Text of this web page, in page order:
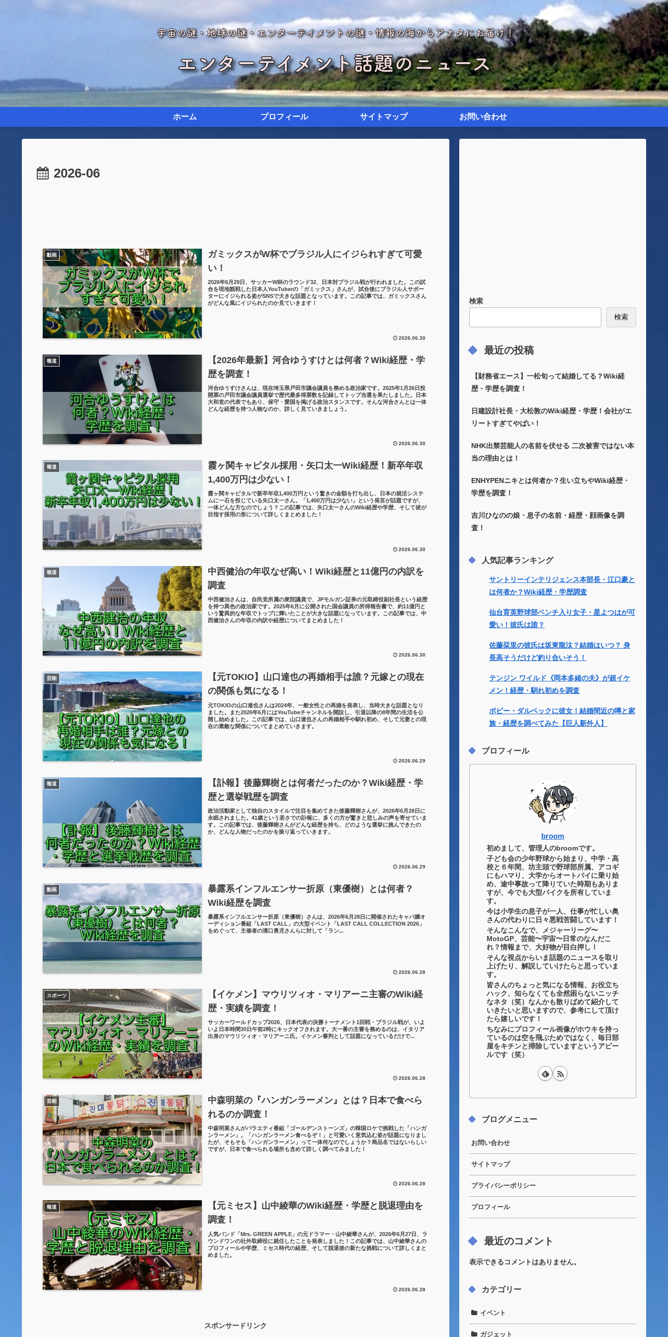
ホーム プロフィール サイトマップ お問い合わせ
2026-06
動画
ガミックスがW杯でブラジル人にイジられすぎて可愛
い！
2026年6月29日、サッカーW杯のラウンド32、日本対ブラジル戦が行われました。この試
合を現地観戦した日本人YouTuberの「ガミックス」さんが、試合後にブラジル人サポー
ターにイジられる姿がSNSで大きな話題となっています。この記事では、ガミックスさん
がどんな風にイジられたのか見ていきます！
2026.06.30
報道
【2026年最新】河合ゆうすけとは何者？Wiki経歴・学
歴を調査！
河合ゆうすけさんは、現在埼玉県戸田市議会議員を務める政治家です。2025年1月26日投
開票の戸田市議会議員選挙で歴代最多得票数を記録してトップ当選を果たしました。日本
大和党の代表でもあり、保守・愛国を掲げる政治スタンスです。そんな河合さんとは一体
どんな経歴を持つ人物なのか、詳しく見ていきましょう。
2026.06.30
報道
霞ヶ関キャピタル採用・矢口太一Wiki経歴！新卒年収
1,400万円は少ない！
霞ヶ関キャピタルで新卒年収1,400万円という驚きの金額を打ち出し、日本の就活システ
ムに一石を投じている矢口太一さん。「1,400万円は少ない」という発言が話題ですが、
一体どんな方なのでしょう？この記事では、矢口太一さんのWiki経歴や学歴、そして彼が
目指す採用の形について詳しくまとめました！
2026.06.30
報道
中西健治の年収なぜ高い！Wiki経歴と11億円の内訳を
調査
中西健治さんは、自民党所属の衆院議員で、JPモルガン証券の元取締役副社長という経歴
を持つ異色の政治家です。2025年6月に公開された国会議員の所得報告書で、約11億円と
いう驚異的な年収でトップに輝いたことが大きな話題になっています。この記事では、中
西健治さんの年収の内訳や経歴についてまとめました！
2026.06.30
芸能
【元TOKIO】山口達也の再婚相手は誰？元嫁との現在
の関係も気になる！
元TOKIOの山口達也さんは2024年、一般女性との再婚を発表し、当時大きな話題となり
ました。また2026年6月にはYouTubeチャンネルを開設し、引退以降の8年間の生活を公
開し始めました。この記事では、山口達也さんの再婚相手や馴れ初め、そして元妻との現
在の素敵な関係についてまとめていきます。
2026.06.29
報道
【訃報】後藤輝樹とは何者だったのか？Wiki経歴・学
歴と選挙戦歴を調査
政治活動家として独自のスタイルで注目を集めてきた後藤輝樹さんが、2026年6月28日に
永眠されました。41歳という若さでの訃報に、多くの方が驚きと悲しみの声を寄せていま
す。この記事では、後藤輝樹さんがどんな経歴を持ち、どのような選挙に挑んできたの
か、どんな人物だったのかを振り返っていきます。
2026.06.29
動画
暴露系インフルエンサー折原（東優樹）とは何者？
Wiki経歴を調査
暴露系インフルエンサー折原（東優樹）さんは、2026年6月28日に開催されたキャバ嬢オ
ーディション番組「LAST CALL」の大型イベント「LAST CALL COLLECTION 2026」
をめぐって、主催者の溝口勇児さんらに対して「ラン...
2026.06.28
スポーツ
【イケメン】マウリツィオ・マリアーニ主審のWiki経
歴・実績を調査！
サッカーワールドカップ2026、日本代表の決勝トーナメント1回戦・ブラジル戦が、いよ
いよ日本時間30日午前2時にキックオフされます。大一番の主審を務めるのは、イタリア
出身のマウリツィオ・マリアーニ氏。イケメン審判として話題になっているだけで...
2026.06.28
芸能
中森明菜の『ハンガンラーメン』とは？日本で食べら
れるのか調査！
中森明菜さんがバラエティ番組「ゴールデンストーンズ」の韓国ロケで挑戦した「ハンガ
ンラーメン」。「ハンガンラーメン食べるぞ！」と可愛いく意気込む姿が話題になりまし
たが、そもそも「ハンガンラーメン」って一体何なのでしょうか？商品名ではないらしい
ですが、日本で食べられる場所も含めて詳しく調べてみました！
2026.06.28
報道
【元ミセス】山中綾華のWiki経歴・学歴と脱退理由を
調査！
人気バンド「Mrs. GREEN APPLE」の元ドラマー・山中綾華さんが、2026年6月27日、ラ
ウンドワンの社外取締役に就任したことを発表しました！この記事では、山中綾華さんの
プロフィールや学歴、ミセス時代の経歴、そして脱退後の新たな挑戦について詳しくまと
めました。
2026.06.28
スポンサードリンク
検索
検索
最近の投稿
【財務省エース】一松旬って結婚してる？Wiki経
歴・学歴を調査！
日建設計社長・大松敦のWiki経歴・学歴！会社がエ
リートすぎてやばい！
NHK出禁芸能人の名前を伏せる 二次被害ではない本
当の理由とは！
ENHYPENニキとは何者か？生い立ちやWiki経歴・
学歴を調査！
吉川ひなのの娘・息子の名前・経歴・顔画像を調
査！
人気記事ランキング
サントリーインテリジェンス本部長・江口豪と
は何者か？Wiki経歴・学歴調査
仙台育英野球部ベンチ入り女子・星よつはが可
愛い！彼氏は誰？
佐藤栞里の彼氏は坂東龍汰？結婚はいつ？ 身
長高そうだけど釣り合いそう！
テンジン ワイルド《岡本多緒の夫》が超イケ
メン！経歴・馴れ初めを調査
ボビー・ダルベックに彼女！結婚間近の噂と家
族・経歴を調べてみた【巨人新外人】
プロフィール
broom
初めまして、管理人のbroomです。
子ども会の少年野球から始まり、中学・高
校と６年間、坊主頭で野球部所属、アコギ
にもハマり、大学からオートバイに乗り始
め、途中事故って降りていた時期もありま
すが、今でも大型バイクを所有していま
す。
今は小学生の息子が一人、仕事が忙しい奥
さんの代わりに日々悪戦苦闘しています！
そんなこんなで、メジャーリーグ〜
MotoGP、芸能〜宇宙〜日常のなんだこ
れ？情報まで、大好物が目白押し！
そんな視点からいま話題のニュースを取り
上げたり、解説していけたらと思っていま
す。
皆さんのちょっと気になる情報、お役立ち
ハック、知らなくても全然困らないニッチ
なネタ（笑）なんかも散りばめて紹介して
いきたいと思いますので、参考にして頂け
たら嬉しいです！
ちなみにプロフィール画像がホウキを持っ
ているのは空を飛ぶためではなく、毎日部
屋をキチンと掃除していますというアピー
ルです（笑）
ブログメニュー
お問い合わせ
サイトマップ
プライバシーポリシー
プロフィール
最近のコメント
表示できるコメントはありません。
カテゴリー
イベント
ガジェット